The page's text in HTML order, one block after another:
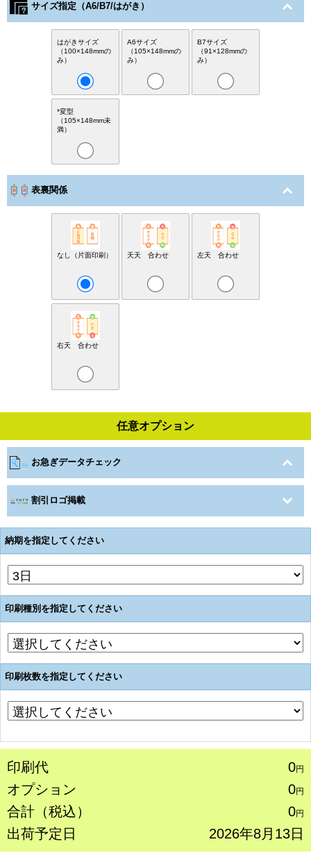
サイズ指定（A6/B7/はがき）
はがきサイズ
（100×148mmの
み）
A6サイズ
（105×148mmの
み）
B7サイズ
（91×128mmの
み）
*変型
（105×148mm未
満）
表裏関係
なし（片面印刷） 天天 合わせ 左天 合わせ
右天 合わせ
任意オプション
お急ぎデータチェック
割引ロゴ掲載
納期を指定してください
印刷種別を指定してください
印刷枚数を指定してください
印刷代 0円
オプション 0円
合計（税込） 0円
出荷予定日 2026年8月13日